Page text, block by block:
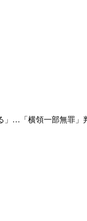
」…「横領一部無罪」